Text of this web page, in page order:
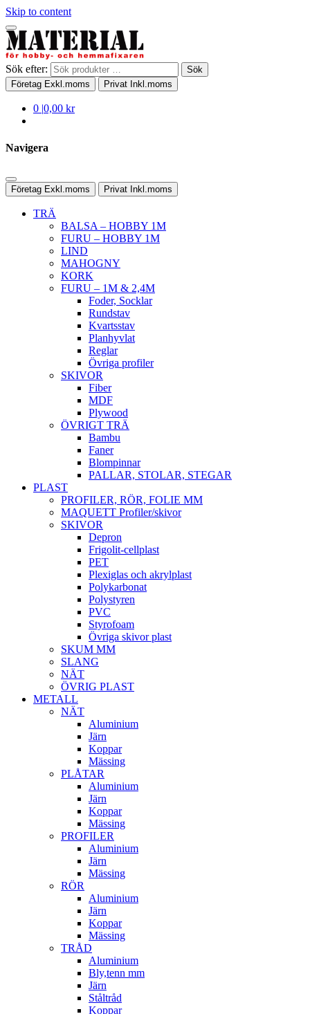
Skip to content
Sök efter:
Sök
Företag Exkl.moms Privat Inkl.moms
0 |0,00 kr
Navigera
Företag Exkl.moms Privat Inkl.moms
TRÄ
BALSA – HOBBY 1M
FURU – HOBBY 1M
LIND
MAHOGNY
KORK
FURU – 1M & 2,4M
Foder, Socklar
Rundstav
Kvartsstav
Planhyvlat
Reglar
Övriga profiler
SKIVOR
Fiber
MDF
Plywood
ÖVRIGT TRÄ
Bambu
Faner
Blompinnar
PALLAR, STOLAR, STEGAR
PLAST
PROFILER, RÖR, FOLIE MM
MAQUETT Profiler/skivor
SKIVOR
Depron
Frigolit-cellplast
PET
Plexiglas och akrylplast
Polykarbonat
Polystyren
PVC
Styrofoam
Övriga skivor plast
SKUM MM
SLANG
NÄT
ÖVRIG PLAST
METALL
NÄT
Aluminium
Järn
Koppar
Mässing
PLÅTAR
Aluminium
Järn
Koppar
Mässing
PROFILER
Aluminium
Järn
Mässing
RÖR
Aluminium
Järn
Koppar
Mässing
TRÅD
Aluminium
Bly,tenn mm
Järn
Ståltråd
Koppar